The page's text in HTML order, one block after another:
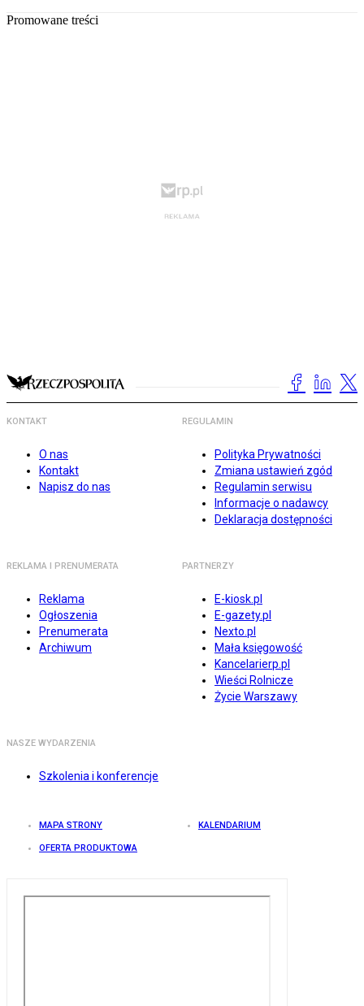
Promowane treści
KONTAKT
O nas
Kontakt
Napisz do nas
REGULAMIN
Polityka Prywatności
Zmiana ustawień zgód
Regulamin serwisu
Informacje o nadawcy
Deklaracja dostępności
REKLAMA I PRENUMERATA
Reklama
Ogłoszenia
Prenumerata
Archiwum
PARTNERZY
E-kiosk.pl
E-gazety.pl
Nexto.pl
Mała księgowość
Kancelarierp.pl
Wieści Rolnicze
Życie Warszawy
NASZE WYDARZENIA
Szkolenia i konferencje
MAPA STRONY KALENDARIUM
OFERTA PRODUKTOWA